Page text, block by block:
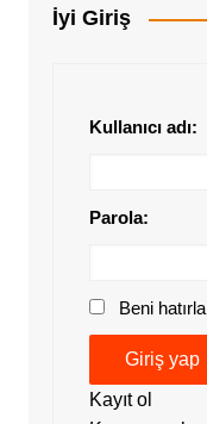
İyi Giriş
Kullanıcı adı:
Parola:
Beni hatırla
Giriş yap
Kayıt ol